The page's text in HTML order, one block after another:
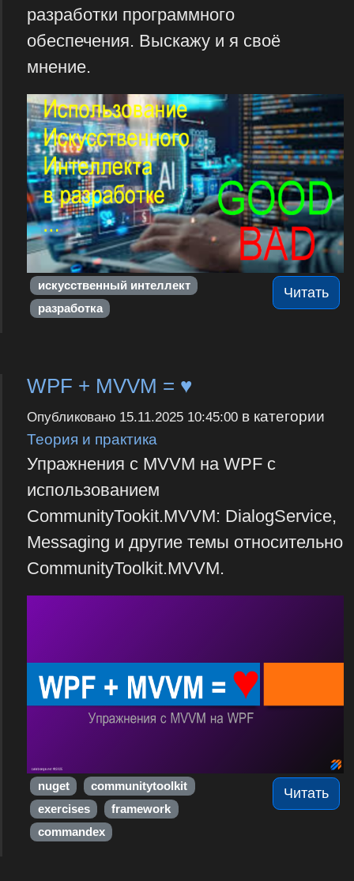
разработки программного
обеспечения. Выскажу и я своё
мнение.
Читать
искусственный интеллект
разработка
WPF + MVVM = ♥
Опубликовано 15.11.2025 10:45:00в категории
Теория и практика
Упражнения с MVVM на WPF с
использованием
CommunityTookit.MVVM: DialogService,
Messaging и другие темы относительно
CommunityToolkit.MVVM.
Читать
nuget
communitytoolkit
exercises
framework
commandex